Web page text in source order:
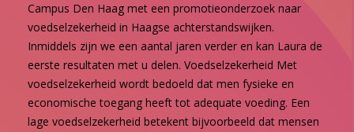
Campus Den Haag met een promotieonderzoek naar
voedselzekerheid in Haagse achterstandswijken.
Inmiddels zijn we een aantal jaren verder en kan Laura de
eerste resultaten met u delen. Voedselzekerheid Met
voedselzekerheid wordt bedoeld dat men fysieke en
economische toegang heeft tot adequate voeding. Een
lage voedselzekerheid betekent bijvoorbeeld dat mensen